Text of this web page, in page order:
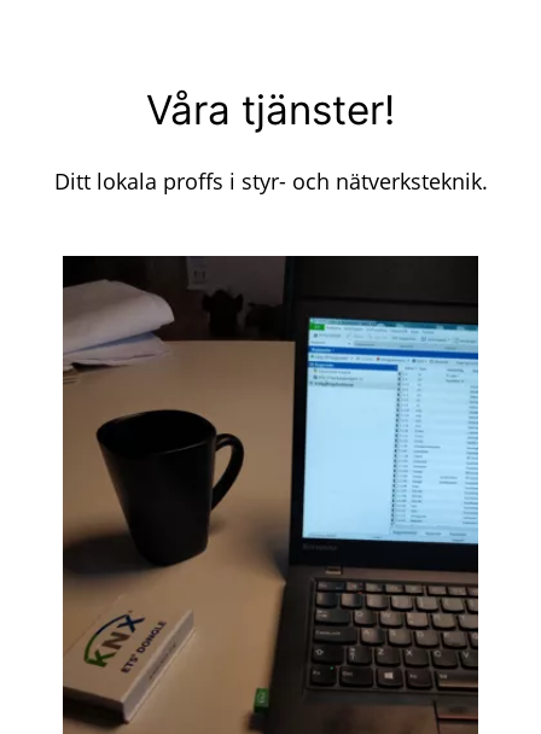
Våra tjänster!
Ditt lokala proffs i styr- och nätverksteknik.